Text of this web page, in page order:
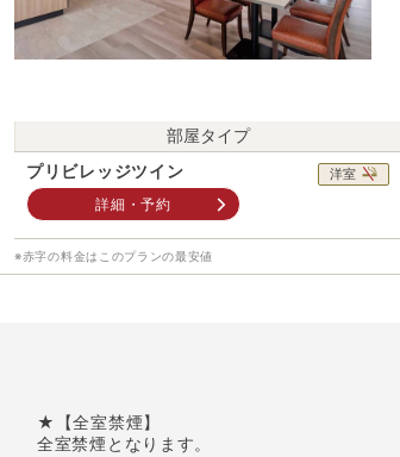
部屋タイプ
プリビレッジツイン 洋室
詳細・予約
※赤字の料金はこのプランの最安値
★【全室禁煙】
全室禁煙となります。